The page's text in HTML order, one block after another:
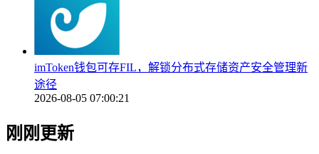
imToken钱包可存FIL，解锁分布式存储资产安全管理新
途径
2026-08-05 07:00:21
刚刚更新